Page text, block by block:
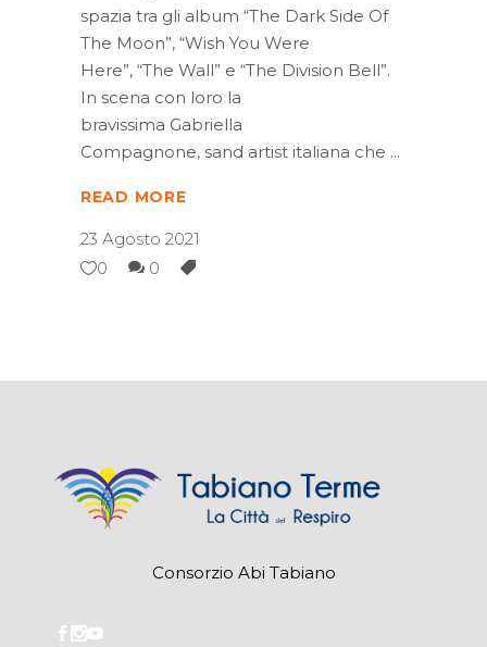
spazia tra gli album “The Dark Side Of
The Moon”, “Wish You Were
Here”, “The Wall” e “The Division Bell”.
In scena con loro la
bravissima Gabriella
Compagnone, sand artist italiana che
READ MORE
23 Agosto 2021
0
0
Consorzio Abi Tabiano